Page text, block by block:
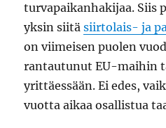
turvapaikanhakijaa. Siis
yksin siitäsiirtolais- ja
on viimeisen puolen
rantautunut EU-maihin
yrittäessään. Ei edes,
vuotta aikaa osallistua